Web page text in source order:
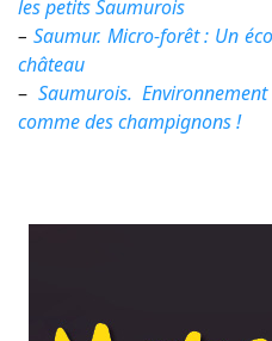
les petits Saumurois
– Saumur. Micro-forêt : Un
château
– Saumurois.
comme des champignons !